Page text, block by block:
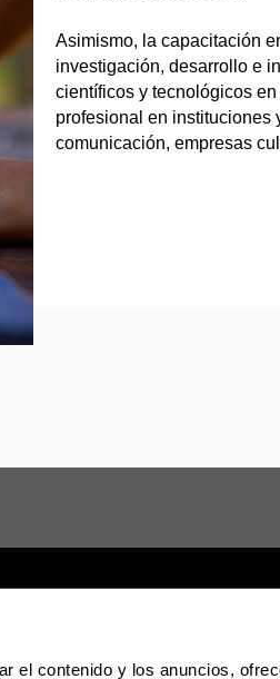
el contenido y los anuncios,
Asimismo, la capacitación
investigación, desarrollo e
científicos y tecnológicos
profesional en instituciones
comunicación, empresas